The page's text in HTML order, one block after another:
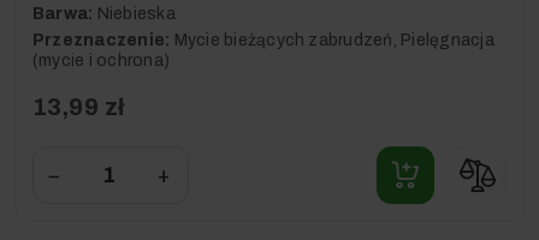
Barwa: Niebieska
Przeznaczenie: Mycie bieżących zabrudzeń, Pielęgnacja
(mycie i ochrona)
13,99 zł
− +